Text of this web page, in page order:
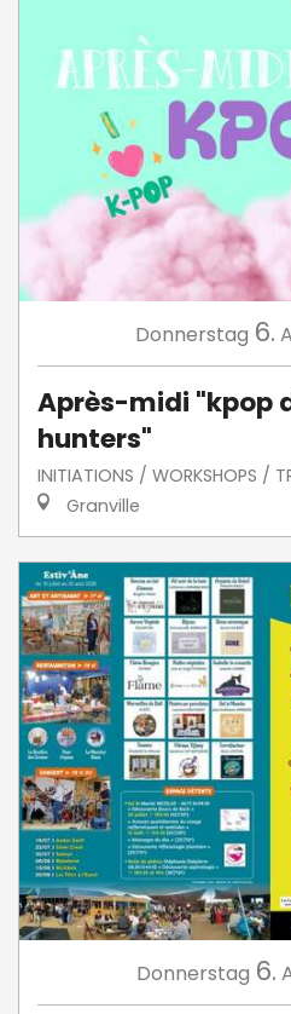
Donnerstag 6.
Après-midi "kpop
hunters"
INITIATIONS / WORKSHOPS /
Granville
Donnerstag 6.